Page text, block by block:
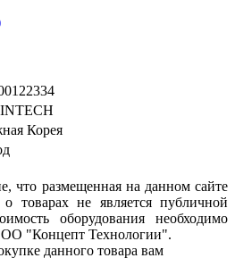
Корея
что размещенная на данном сайте
товарах не является публичной
оборудования необходимо
"Концепт Технологии".
данного товара вам